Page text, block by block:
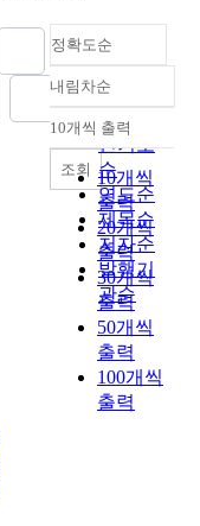
정확도순
정확도
순
인기도
순
연도순
제목순
저자순
발행기
관순
내림차순
내림차순
10개씩 출력
10개씩
출력
20개씩
출력
30개씩
출력
50개씩
출력
100개씩
출력
조회